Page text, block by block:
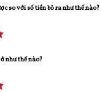
so với số tiền bỏ ra như thế nào?
như thế nào?